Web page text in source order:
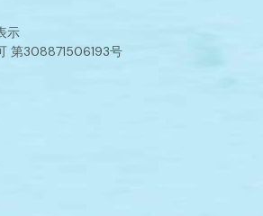
示
第308871506193号